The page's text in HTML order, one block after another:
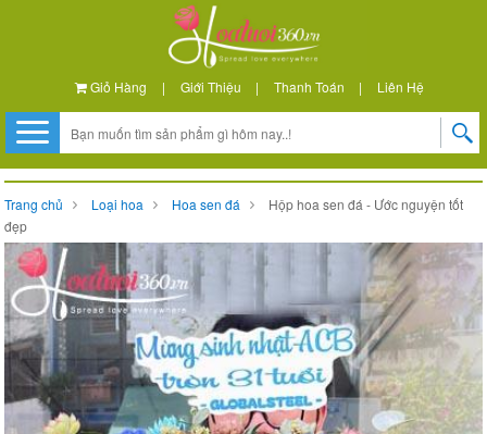
Giỏ Hàng | Giới Thiệu | Thanh Toán | Liên Hệ
Trang chủ Loại hoa Hoa sen đá
Hộp hoa sen đá - Ước nguyện tốt
đẹp